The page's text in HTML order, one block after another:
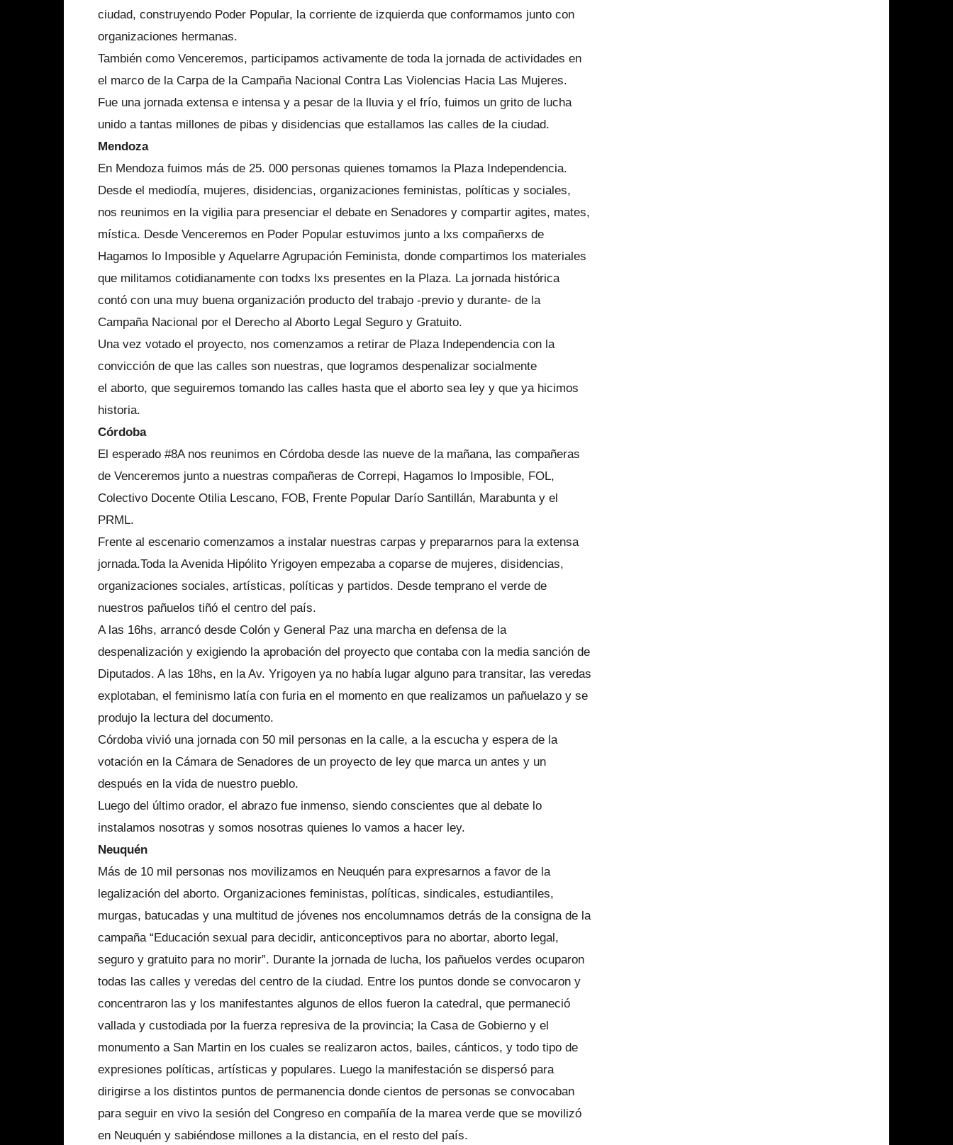
ciudad, construyendo Poder Popular, la corriente de izquierda que conformamos junto con
organizaciones hermanas.
También como Venceremos, participamos activamente de toda la jornada de actividades en
el marco de la Carpa de la Campaña Nacional Contra Las Violencias Hacia Las Mujeres.
Fue una jornada extensa e intensa y a pesar de la lluvia y el frío, fuimos un grito de lucha
unido a tantas millones de pibas y disidencias que estallamos las calles de la ciudad.
Mendoza
En Mendoza fuimos más de 25. 000 personas quienes tomamos la Plaza Independencia.
Desde el mediodía, mujeres, disidencias, organizaciones feministas, políticas y sociales,
nos reunimos en la vigilia para presenciar el debate en Senadores y compartir agites, mates,
mística. Desde Venceremos en Poder Popular estuvimos junto a lxs compañerxs de
Hagamos lo Imposible y Aquelarre Agrupación Feminista, donde compartimos los materiales
que militamos cotidianamente con todxs lxs presentes en la Plaza. La jornada histórica
contó con una muy buena organización producto del trabajo -previo y durante- de la
Campaña Nacional por el Derecho al Aborto Legal Seguro y Gratuito.
Una vez votado el proyecto, nos comenzamos a retirar de Plaza Independencia con la
convicción de que las calles son nuestras, que logramos despenalizar socialmente
el aborto, que seguiremos tomando las calles hasta que el aborto sea ley y que ya hicimos
historia.
Córdoba
El esperado #8A nos reunimos en Córdoba desde las nueve de la mañana, las compañeras
de Venceremos junto a nuestras compañeras de Correpi, Hagamos lo Imposible, FOL,
Colectivo Docente Otilia Lescano, FOB, Frente Popular Darío Santillán, Marabunta y el
PRML.
Frente al escenario comenzamos a instalar nuestras carpas y prepararnos para la extensa
jornada.Toda la Avenida Hipólito Yrigoyen empezaba a coparse de mujeres, disidencias,
organizaciones sociales, artísticas, políticas y partidos. Desde temprano el verde de
nuestros pañuelos tiñó el centro del país.
A las 16hs, arrancó desde Colón y General Paz una marcha en defensa de la
despenalización y exigiendo la aprobación del proyecto que contaba con la media sanción de
Diputados. A las 18hs, en la Av. Yrigoyen ya no había lugar alguno para transitar, las veredas
explotaban, el feminismo latía con furia en el momento en que realizamos un pañuelazo y se
produjo la lectura del documento.
Córdoba vivió una jornada con 50 mil personas en la calle, a la escucha y espera de la
votación en la Cámara de Senadores de un proyecto de ley que marca un antes y un
después en la vida de nuestro pueblo.
Luego del último orador, el abrazo fue inmenso, siendo conscientes que al debate lo
instalamos nosotras y somos nosotras quienes lo vamos a hacer ley.
Neuquén
Más de 10 mil personas nos movilizamos en Neuquén para expresarnos a favor de la
legalización del aborto. Organizaciones feministas, políticas, sindicales, estudiantiles,
murgas, batucadas y una multitud de jóvenes nos encolumnamos detrás de la consigna de la
campaña “Educación sexual para decidir, anticonceptivos para no abortar, aborto legal,
seguro y gratuito para no morir”. Durante la jornada de lucha, los pañuelos verdes ocuparon
todas las calles y veredas del centro de la ciudad. Entre los puntos donde se convocaron y
concentraron las y los manifestantes algunos de ellos fueron la catedral, que permaneció
vallada y custodiada por la fuerza represiva de la provincia; la Casa de Gobierno y el
monumento a San Martin en los cuales se realizaron actos, bailes, cánticos, y todo tipo de
expresiones políticas, artísticas y populares. Luego la manifestación se dispersó para
dirigirse a los distintos puntos de permanencia donde cientos de personas se convocaban
para seguir en vivo la sesión del Congreso en compañía de la marea verde que se movilizó
en Neuquén y sabiéndose millones a la distancia, en el resto del país.